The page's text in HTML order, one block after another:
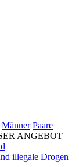
Männer Paare
ANGEBOT
illegale Drogen